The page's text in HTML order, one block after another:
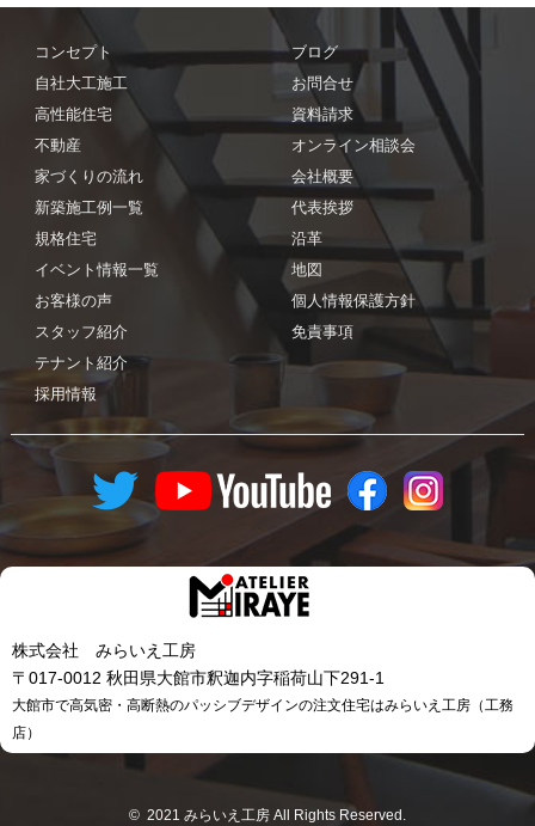
コンセプト
自社大工施工
高性能住宅
不動産
家づくりの流れ
新築施工例一覧
規格住宅
イベント情報一覧
お客様の声
スタッフ紹介
テナント紹介
採用情報
ブログ
お問合せ
資料請求
オンライン相談会
会社概要
代表挨拶
沿革
地図
個人情報保護方針
免責事項
株式会社 みらいえ工房
〒017-0012 秋田県大館市釈迦内字稲荷山下291-1
大館市で高気密・高断熱のパッシブデザインの注文住宅はみらいえ工房（工務
店）
© 2021 みらいえ工房 All Rights Reserved.